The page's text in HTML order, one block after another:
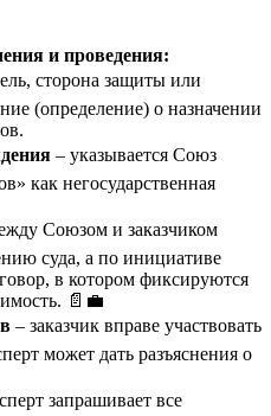
и проведения:
сторона защиты или
(определение) о назначении
– указывается Союз
как негосударственная
Союзом и заказчиком
суда, а по инициативе
в котором фиксируются
📄💼
– заказчик вправе участвовать
может дать разъяснения о
запрашивает все